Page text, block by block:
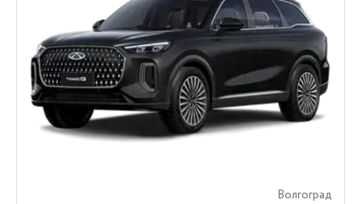
Волгоград